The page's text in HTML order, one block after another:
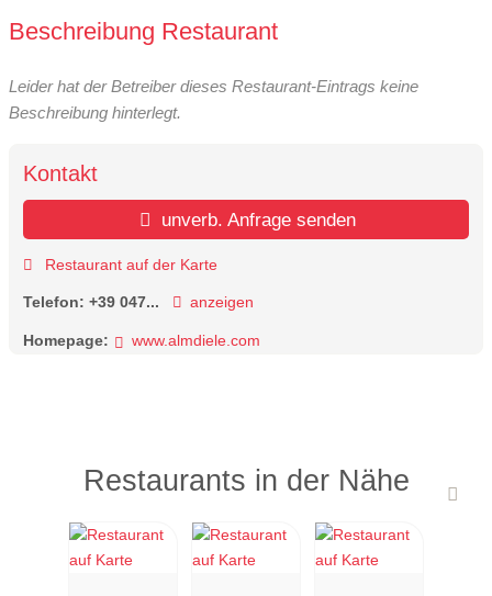
Beschreibung Restaurant
Leider hat der Betreiber dieses Restaurant-Eintrags keine
Beschreibung hinterlegt.
Kontakt
unverb. Anfrage senden
Restaurant auf der Karte
Telefon: +39 047... anzeigen
Homepage: www.almdiele.com
Restaurants in der Nähe